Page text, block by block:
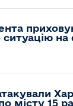
на
місту 15